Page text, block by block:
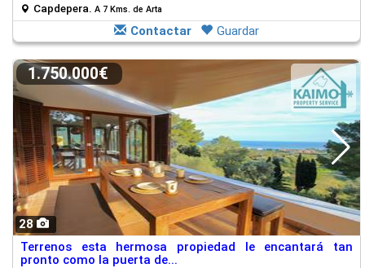
Capdepera. A 7 Kms. de Arta
Contactar Guardar
28
1.750.000€
Terrenos esta hermosa propiedad le encantará tan
pronto como la puerta de...